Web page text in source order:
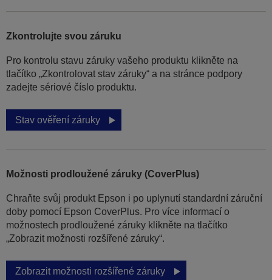
Zkontrolujte svou záruku
Pro kontrolu stavu záruky vašeho produktu klikněte na
tlačítko „Zkontrolovat stav záruky“ a na stránce podpory
zadejte sériové číslo produktu.
Stav ověření záruky
Možnosti prodloužené záruky (CoverPlus)
Chraňte svůj produkt Epson i po uplynutí standardní záruční
doby pomocí Epson CoverPlus. Pro více informací o
možnostech prodloužené záruky klikněte na tlačítko
„Zobrazit možnosti rozšířené záruky“.
Zobrazit možnosti rozšířené záruky